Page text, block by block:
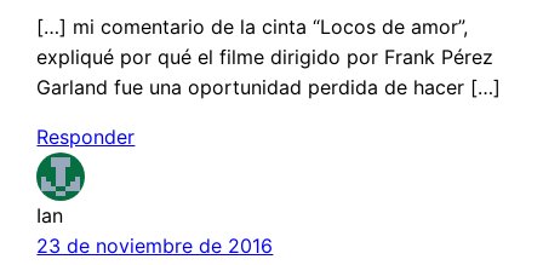
[…] mi comentario de la cinta “Locos de amor”,
expliqué por qué el filme dirigido por Frank Pérez
Garland fue una oportunidad perdida de hacer […]
Responder
Ian
23 de noviembre de 2016